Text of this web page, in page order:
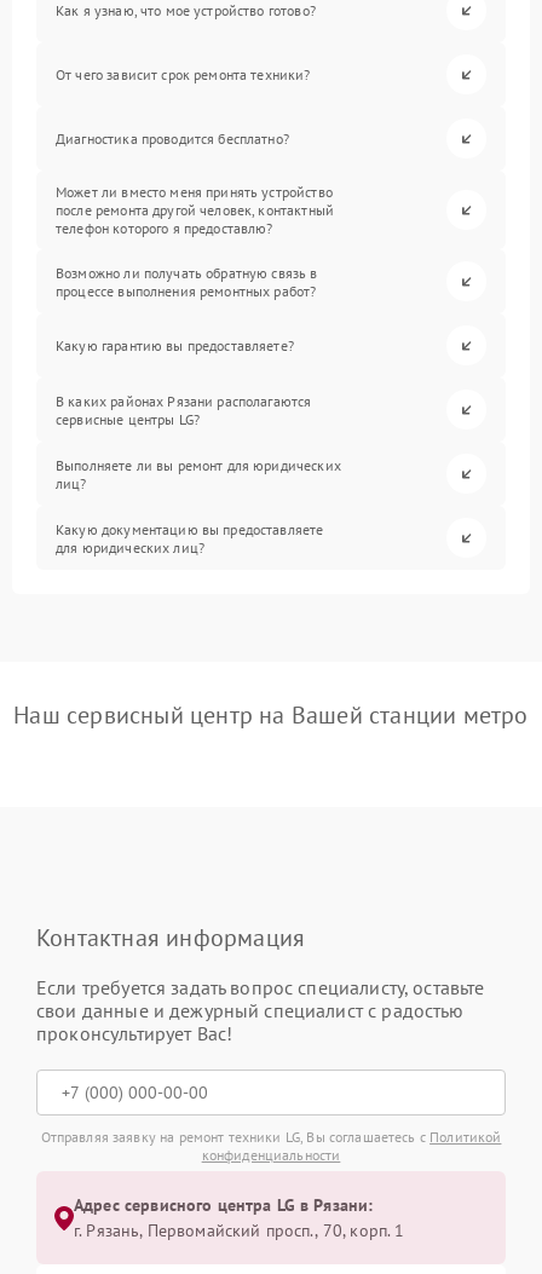
Как я узнаю, что мое устройство готово?
От чего зависит срок ремонта техники?
Диагностика проводится бесплатно?
Может ли вместо меня принять устройство
после ремонта другой человек, контактный
телефон которого я предоставлю?
Возможно ли получать обратную связь в
процессе выполнения ремонтных работ?
Какую гарантию вы предоставляете?
В каких районах Рязани располагаются
сервисные центры LG?
Выполняете ли вы ремонт для юридических
лиц?
Какую документацию вы предоставляете
для юридических лиц?
Наш сервисный центр на Вашей станции метро
Контактная информация
Если требуется задать вопрос специалисту, оставьте
свои данные и дежурный специалист с радостью
проконсультирует Вас!
Отправляя заявку на ремонт техники LG, Вы соглашаетесь с Политикой
конфиденциальности
Адрес сервисного центра LG в Рязани:
г. Рязань, Первомайский просп., 70, корп. 1